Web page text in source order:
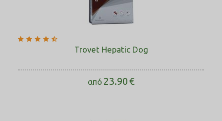
Trovet Hepatic Dog
από 23.90€